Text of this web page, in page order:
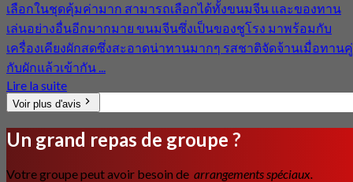
เลือกในชุดคุ้มค่ามาก สามารถเลือกได้ทั้งขนมจีน และของทาน
เล่นอย่างอื่นอีกมากมาย ขนมจีนซึ่งเป็นของชูโรง มาพร้อมกับ
เครื่องเคียงผักสดซึ่งสะอาดน่าทานมากๆ รสชาติจัดจ้านเมื่อทานคู่
กับผักแล้วเข้ากัน ...
Lire la suite
Voir plus d'avis
Un grand repas de groupe ?
Votre groupe peut avoir besoin de arrangements spéciaux.